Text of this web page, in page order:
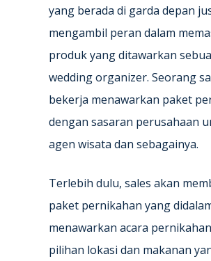
yang berada di garda depan
mengambil peran dalam
produk yang ditawarkan
wedding organizer. Seorang
bekerja menawarkan paket
dengan sasaran perusahaan
agen wisata dan sebagainya.
Terlebih dulu, sales akan
paket pernikahan yang
menawarkan acara
pilihan lokasi dan makanan